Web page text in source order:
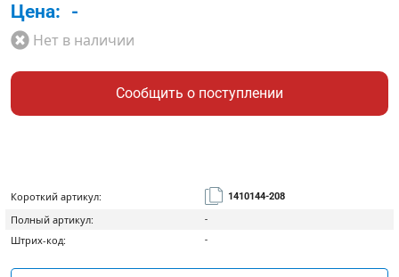
Цена: -
Нет в наличии
Сообщить о поступлении
Короткий артикул: 1410144-208
Полный артикул: -
Штрих-код: -